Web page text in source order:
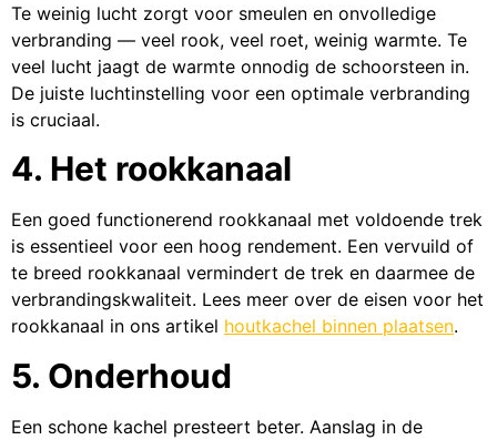
Te weinig lucht zorgt voor smeulen en onvolledige
verbranding — veel rook, veel roet, weinig warmte. Te
veel lucht jaagt de warmte onnodig de schoorsteen in.
De juiste luchtinstelling voor een optimale verbranding
is cruciaal.
4. Het rookkanaal
Een goed functionerend rookkanaal met voldoende trek
is essentieel voor een hoog rendement. Een vervuild of
te breed rookkanaal vermindert de trek en daarmee de
verbrandingskwaliteit. Lees meer over de eisen voor het
rookkanaal in ons artikel houtkachel binnen plaatsen.
5. Onderhoud
Een schone kachel presteert beter. Aanslag in de